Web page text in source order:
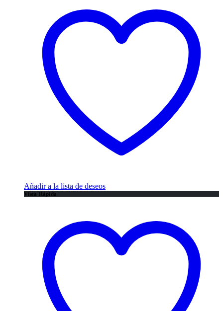
Añadir a la lista de deseos
Vista Rápida